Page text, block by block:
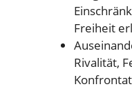
Freiheit
Rivalität,